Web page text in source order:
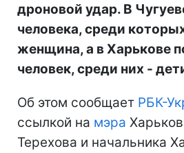
дроновой удар. В
человека, среди
женщина, а в Харькове
человек, среди них -
Об этом сообщает РБК-
ссылкой на мэра
Терехова и начальника